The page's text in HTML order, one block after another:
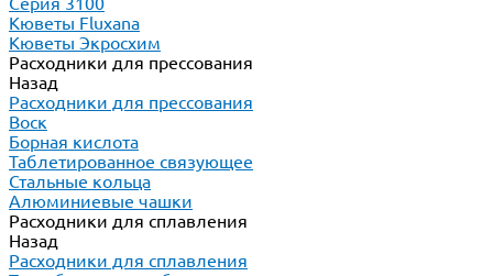
Кюветы Fluxana
Кюветы Экросхим
Расходники для прессования
Назад
Расходники для прессования
Воск
Борная кислота
Таблетированное связующее
Стальные кольца
Алюминиевые чашки
Расходники для сплавления
Назад
Расходники для сплавления